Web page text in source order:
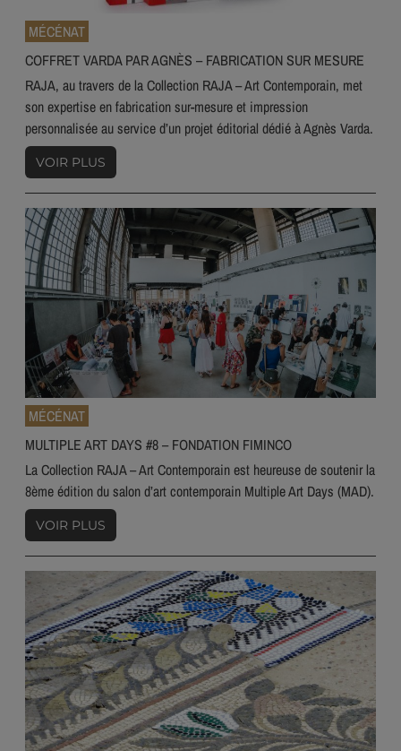
MÉCÉNAT
COFFRET VARDA PAR AGNÈS – FABRICATION SUR MESURE
RAJA, au travers de la Collection RAJA – Art Contemporain, met
son expertise en fabrication sur-mesure et impression
personnalisée au service d’un projet éditorial dédié à Agnès Varda.
VOIR PLUS
MÉCÉNAT
MULTIPLE ART DAYS #8 – FONDATION FIMINCO
La Collection RAJA – Art Contemporain est heureuse de soutenir la
8ème édition du salon d’art contemporain Multiple Art Days (MAD).
VOIR PLUS